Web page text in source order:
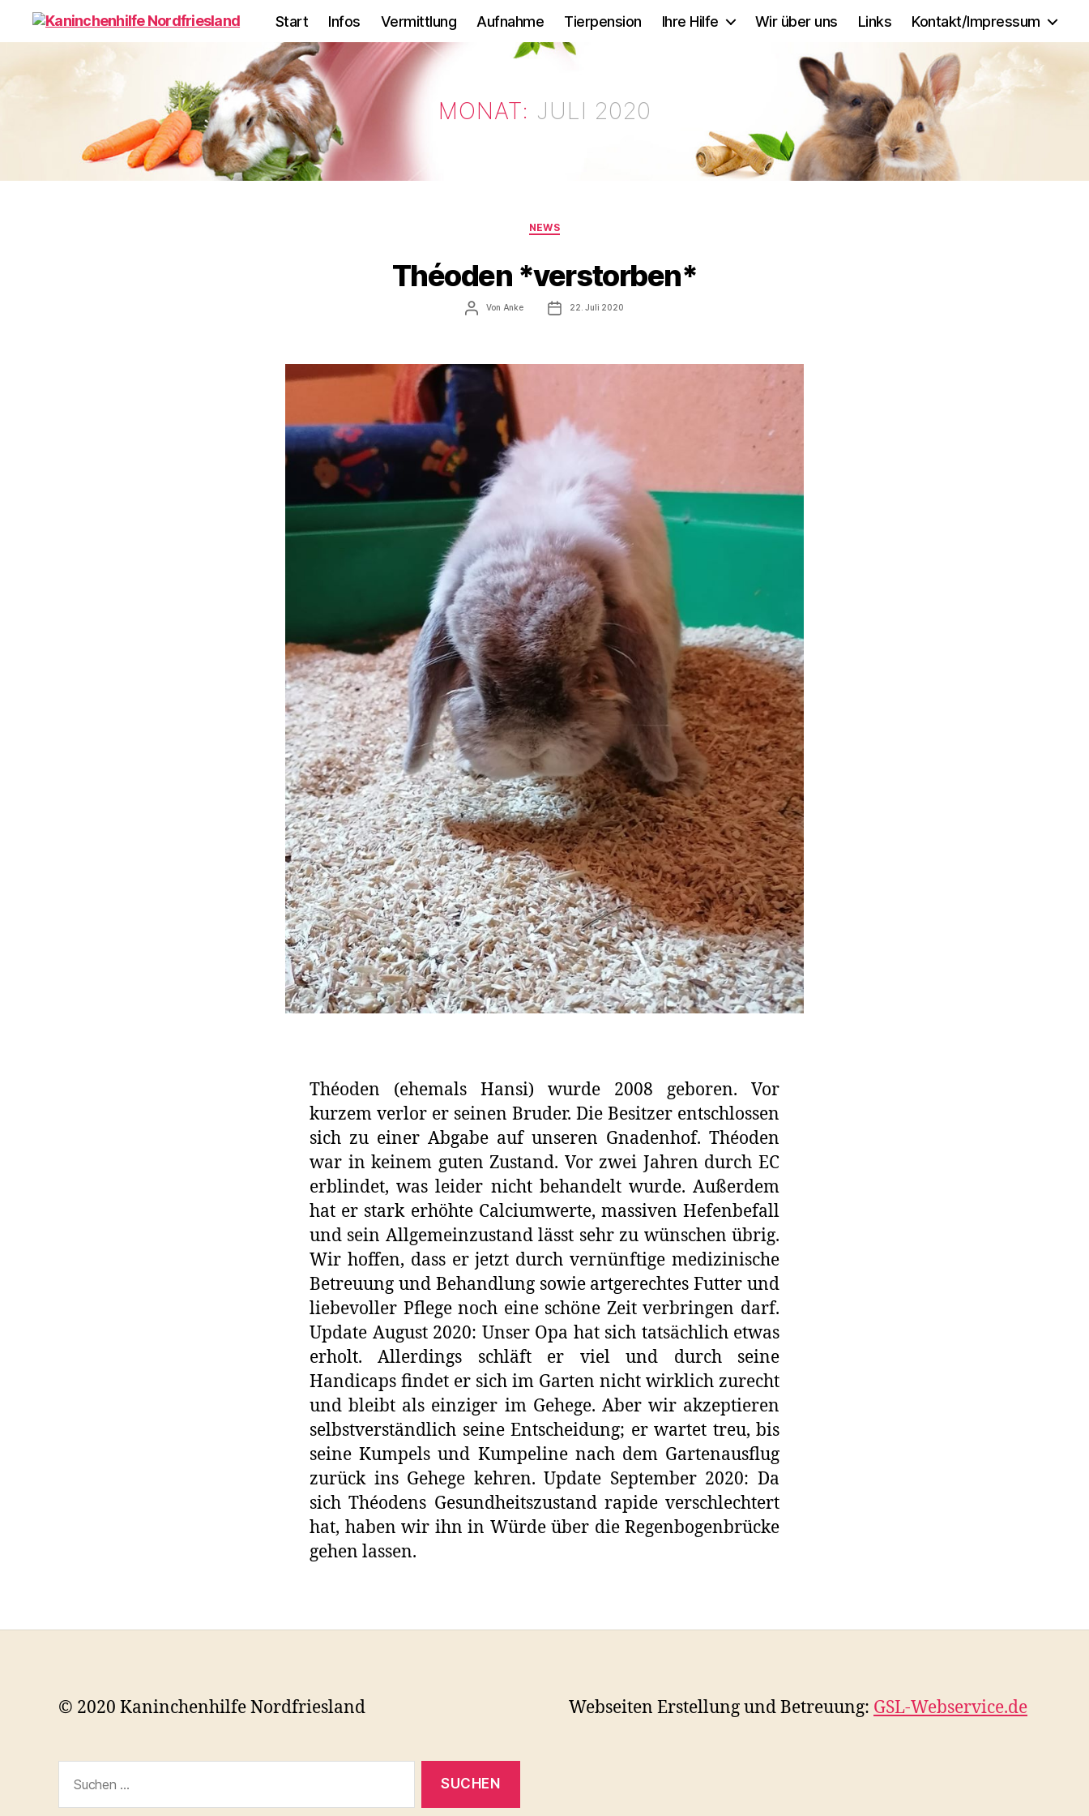
Nordfriesland
Start Infos Vermittlung Aufnahme Tierpension Ihre Hilfe Wir über uns Links Kontakt/Impressum
MONAT: JULI 2020
Kategorien
NEWS
Théoden *verstorben*
Beitragsautor
Von Anke Veröffentlichungsdatum
22. Juli 2020
Théoden (ehemals Hansi) wurde 2008 geboren. Vor
kurzem verlor er seinen Bruder. Die Besitzer entschlossen
sich zu einer Abgabe auf unseren Gnadenhof. Théoden
war in keinem guten Zustand. Vor zwei Jahren durch EC
erblindet, was leider nicht behandelt wurde. Außerdem
hat er stark erhöhte Calciumwerte, massiven Hefenbefall
und sein Allgemeinzustand lässt sehr zu wünschen übrig.
Wir hoffen, dass er jetzt durch vernünftige medizinische
Betreuung und Behandlung sowie artgerechtes Futter und
liebevoller Pflege noch eine schöne Zeit verbringen darf.
Update August 2020: Unser Opa hat sich tatsächlich etwas
erholt. Allerdings schläft er viel und durch seine
Handicaps findet er sich im Garten nicht wirklich zurecht
und bleibt als einziger im Gehege. Aber wir akzeptieren
selbstverständlich seine Entscheidung; er wartet treu, bis
seine Kumpels und Kumpeline nach dem Gartenausflug
zurück ins Gehege kehren. Update September 2020: Da
sich Théodens Gesundheitszustand rapide verschlechtert
hat, haben wir ihn in Würde über die Regenbogenbrücke
gehen lassen.
© 2020 Kaninchenhilfe Nordfriesland
nach:
Webseiten Erstellung und Betreuung: GSL-Webservice.de